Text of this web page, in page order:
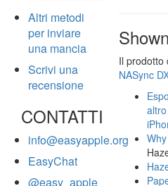
Altri metodi
per inviare
una mancia
Scrivi una
recensione
CONTATTI
info@easyapple.org
EasyChat
@easy_apple
Il prodotto
NASync